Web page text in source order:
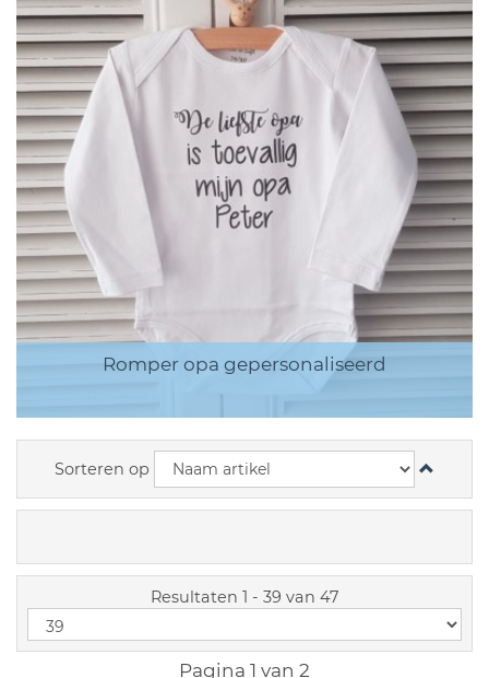
Romper opa gepersonaliseerd
Sorteren op
Resultaten 1 - 39 van 47
Pagina 1 van 2